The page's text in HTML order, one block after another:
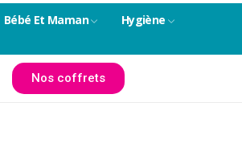
Bébé Et Maman
Hygiène
Nos coffrets